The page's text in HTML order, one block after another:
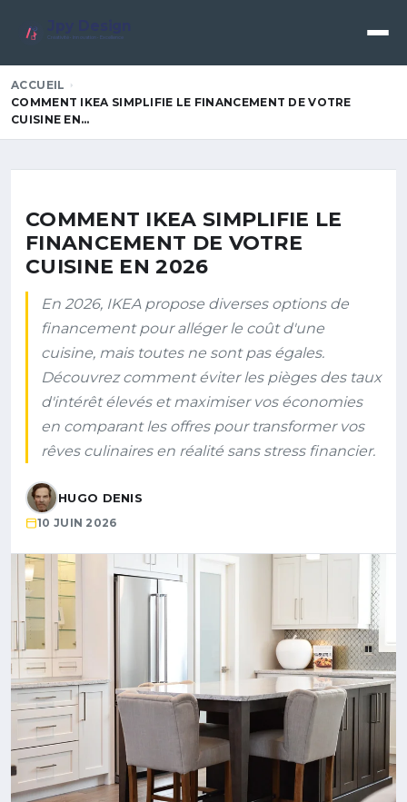
Créativité • Innovation • Excellence
ACCUEIL
COMMENT IKEA SIMPLIFIE LE FINANCEMENT DE VOTRE
CUISINE EN…
COMMENT IKEA SIMPLIFIE LE
FINANCEMENT DE VOTRE
CUISINE EN 2026
En 2026, IKEA propose diverses options de
financement pour alléger le coût d'une
cuisine, mais toutes ne sont pas égales.
Découvrez comment éviter les pièges des taux
d'intérêt élevés et maximiser vos économies
en comparant les offres pour transformer vos
rêves culinaires en réalité sans stress financier.
HUGO DENIS
10 JUIN 2026